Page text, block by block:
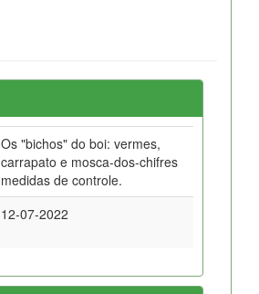
Os "bichos" do boi: vermes,
carrapato e mosca-dos-chifres
medidas de controle.
12-07-2022